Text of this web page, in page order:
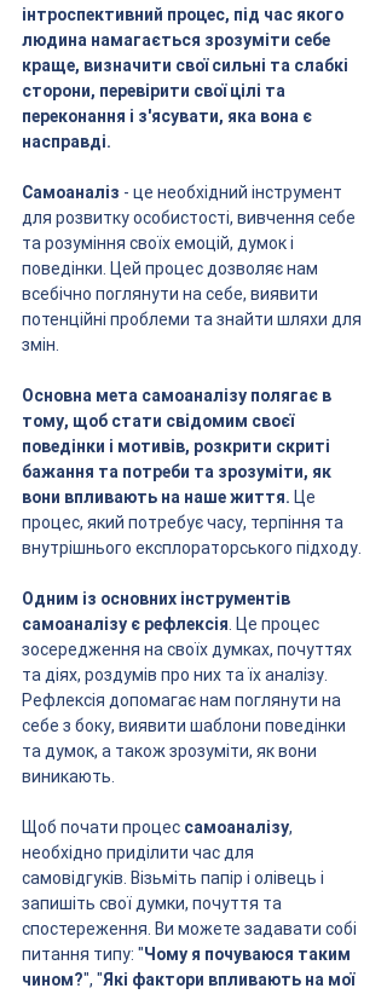
інтроспективний процес, під час якого
людина намагається зрозуміти себе
краще, визначити свої сильні та слабкі
сторони, перевірити свої цілі та
переконання і з'ясувати, яка вона є
насправді.
Самоаналіз - це необхідний інструмент
для розвитку особистості, вивчення себе
та розуміння своїх емоцій, думок і
поведінки. Цей процес дозволяє нам
всебічно поглянути на себе, виявити
потенційні проблеми та знайти шляхи для
змін.
Основна мета самоаналізу полягає в
тому, щоб стати свідомим своєї
поведінки і мотивів, розкрити скриті
бажання та потреби та зрозуміти, як
вони впливають на наше життя. Це
процес, який потребує часу, терпіння та
внутрішнього експлораторського підходу.
Одним із основних інструментів
самоаналізу є рефлексія . Це процес
зосередження на своїх думках, почуттях
та діях, роздумів про них та їх аналізу.
Рефлексія допомагає нам поглянути на
себе з боку, виявити шаблони поведінки
та думок, а також зрозуміти, як вони
виникають.
Щоб почати процес самоаналізу,
необхідно приділити час для
самовідгуків. Візьміть папір і олівець і
запишіть свої думки, почуття та
спостереження. Ви можете задавати собі
питання типу: "Чому я почуваюся таким
чином?", "Які фактори впливають на мої